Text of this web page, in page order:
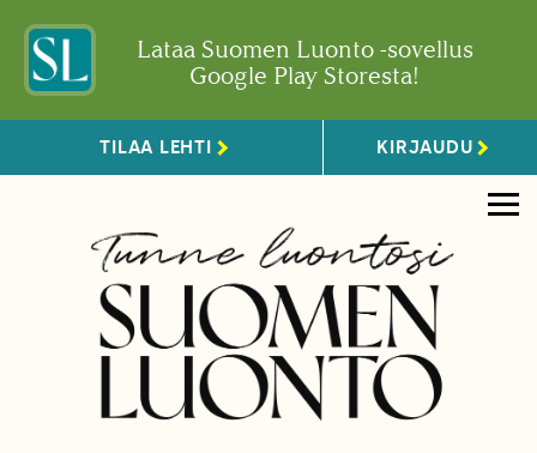
Lataa Suomen Luonto -sovellus
Google Play Storesta!
TILAA LEHTI KIRJAUDU